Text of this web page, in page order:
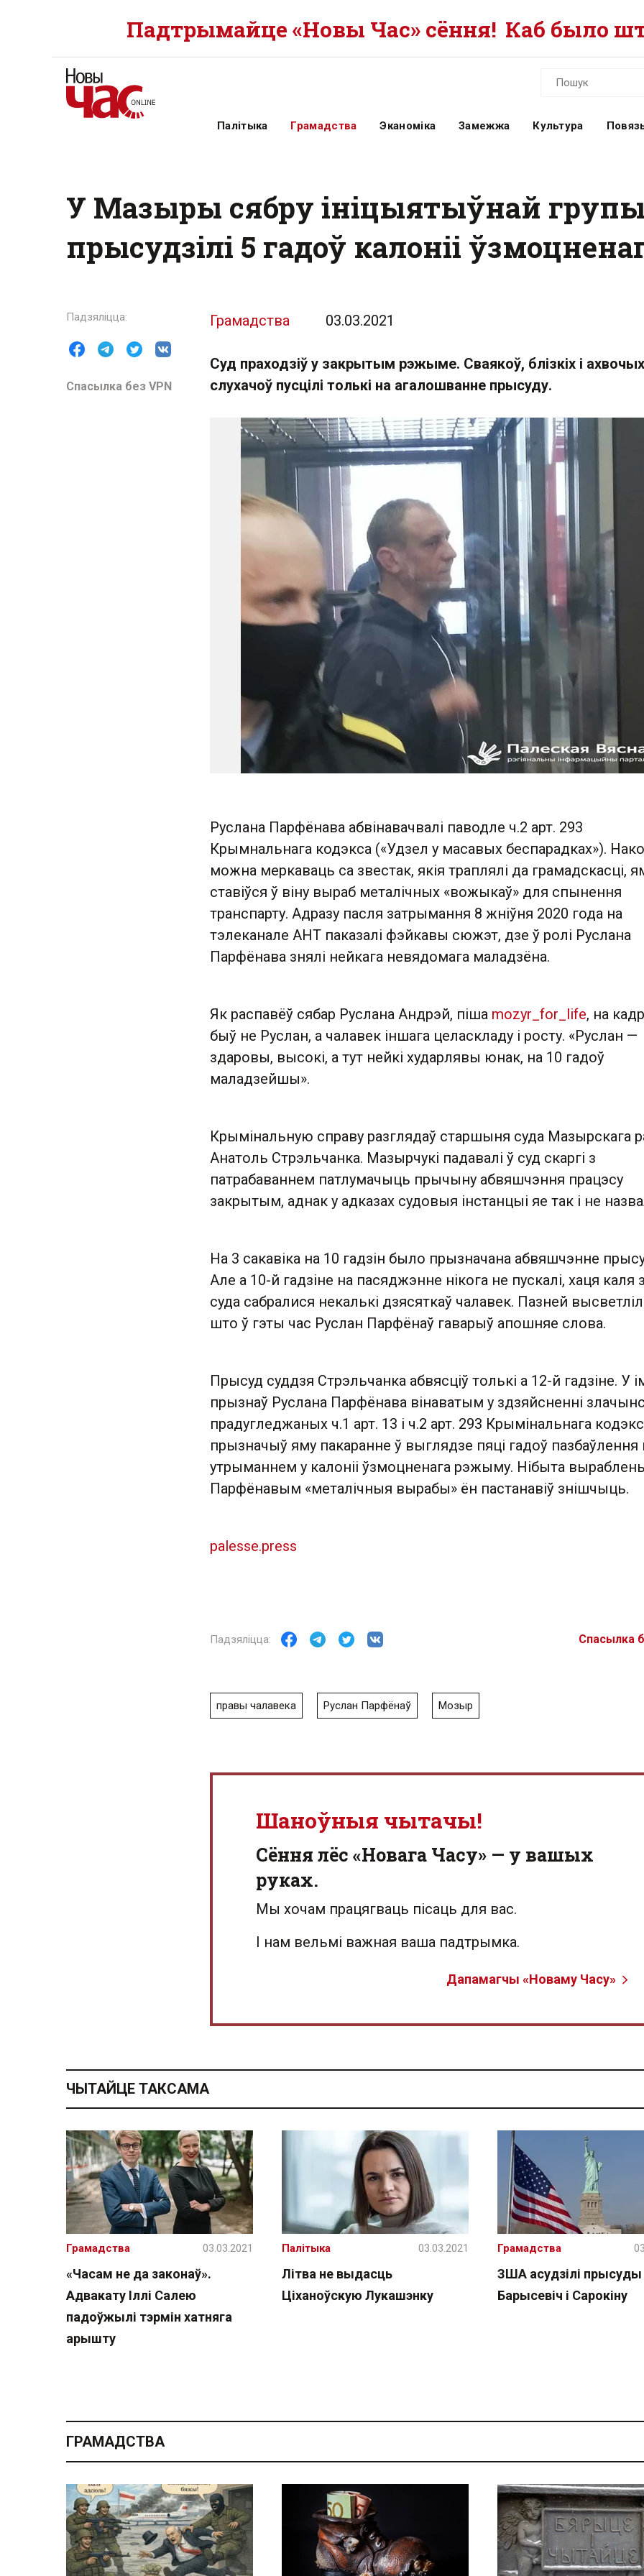
Падтрымайце «Новы Час» сёння! Каб было
Палітыка Грамадства Эканоміка Замежжа Культура
У Мазыры сябру ініцыятыўнай групы
прысудзілі 5 гадоў калоніі
Спасылка без VPN
Грамадства 03.03.2021
Суд праходзіў у закрытым рэжыме. Сваякоў, блізкіх і ахвочых
слухачоў пусцілі толькі на агалошванне прысуду.
Руслана Парфёнава абвінавачвалі паводле ч.2 арт. 293
Крымнальнага кодэкса («Удзел у масавых беспарадках»).
можна меркаваць са звестак, якія траплялі да грамадскасці,
ставіўся ў віну выраб металічных «вожыкаў» для спынення
транспарту. Адразу пасля затрымання 8 жніўня 2020 года на
тэлеканале АНТ паказалі фэйкавы сюжэт, дзе ў ролі Руслана
Парфёнава знялі нейкага невядомага маладзёна.
Як распавёў сябар Руслана Андрэй, піша mozyr_for_life, на
быў не Руслан, а чалавек іншага целаскладу і росту. «Руслан —
здаровы, высокі, а тут нейкі хударлявы юнак, на 10 гадоў
маладзейшы».
Крымінальную справу разглядаў старшыня суда Мазырскага
Анатоль Стрэльчанка. Мазырчукі падавалі ў суд скаргі з
патрабаваннем патлумачыць прычыну абвяшчэння працэсу
закрытым, аднак у адказах судовыя інстанцыі яе так і не
На 3 сакавіка на 10 гадзін было прызначана абвяшчэнне
Але а 10-й гадзіне на пасяджэнне нікога не пускалі, хаця каля
суда сабралися некалькі дзясяткаў чалавек. Пазней
што ў гэты час Руслан Парфёнаў гаварыў апошняе слова.
Прысуд суддзя Стрэльчанка абвясціў толькі а 12-й гадзіне. У
прызнаў Руслана Парфёнава вінаватым у здзяйсненні
прадугледжаных ч.1 арт. 13 і ч.2 арт. 293 Крымінальнага
прызначыў яму пакаранне ў выглядзе пяці гадоў пазбаўлення
утрыманнем у калоніі ўзмоцненага рэжыму. Нібыта
Парфёнавым «металічныя вырабы» ён пастанавіў знішчыць.
palesse.press
Спасылка
правы чалавека Руслан Парфёнаў Мозыр
Шаноўныя чытачы!
Сёння лёс «Новага Часу» — у вашых
руках.
Мы хочам працягваць пісаць для вас.
І нам вельмі важная ваша падтрымка.
Дапамагчы «Новаму Часу»
ЧЫТАЙЦЕ ТАКСАМА
«Часам не да законаў».
Адвакату Іллі Салею
падоўжылі тэрмін хатняга
арышту
Грамадства 03.03.2021
Літва не выдасць
Ціханоўскую Лукашэнку
Палітыка 03.03.2021
ЗША асудзілі прысуды
Барысевіч і Сарокіну
Грамадства
ГРАМАДСТВА